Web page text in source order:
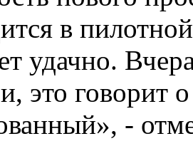
в
удачно.
это говорит
-